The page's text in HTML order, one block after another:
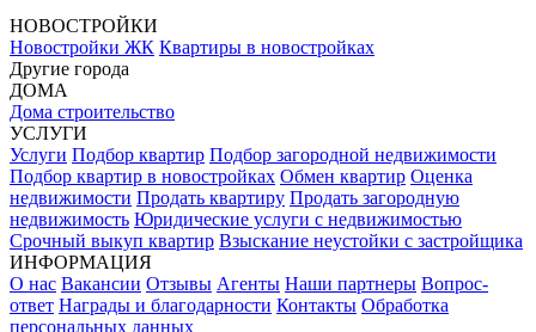
НОВОСТРОЙКИ
Новостройки ЖК Квартиры в новостройках
Другие города
ДОМА
Дома строительство
УСЛУГИ
Услуги Подбор квартир Подбор загородной недвижимости
Подбор квартир в новостройках Обмен квартир Оценка
недвижимости Продать квартиру Продать загородную
недвижимость Юридические услуги с недвижимостью
Срочный выкуп квартир Взыскание неустойки с застройщика
ИНФОРМАЦИЯ
О нас Вакансии Отзывы Агенты Наши партнеры Вопрос-
ответ Награды и благодарности Контакты Обработка
персональных данных